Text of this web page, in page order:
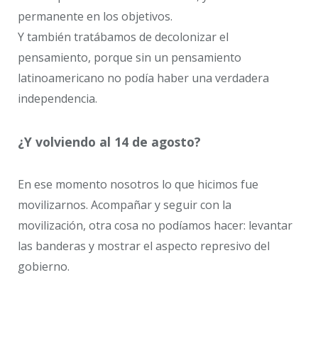
permanente en los objetivos.
Y también tratábamos de decolonizar el
pensamiento, porque sin un pensamiento
latinoamericano no podía haber una verdadera
independencia.
¿Y volviendo al 14 de agosto?
En ese momento nosotros lo que hicimos fue
movilizarnos. Acompañar y seguir con la
movilización, otra cosa no podíamos hacer: levantar
las banderas y mostrar el aspecto represivo del
gobierno.